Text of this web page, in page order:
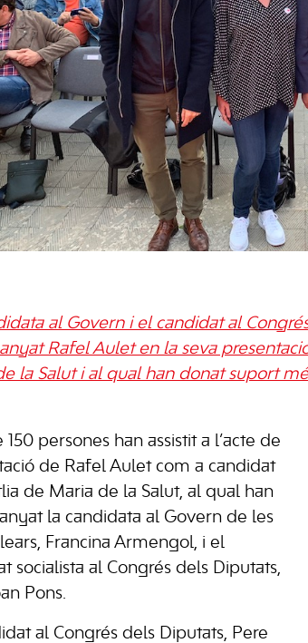
al Govern i el candidat al
Rafel Aulet en la seva
la Salut i al qual han donat suport
150 persones han assistit a l’acte de
de Rafel Aulet com a candidat
de Maria de la Salut, al qual han
la candidata al Govern de les
Francina Armengol, i el
socialista al Congrés dels Diputats,
Pons.
al Congrés dels Diputats, Pere